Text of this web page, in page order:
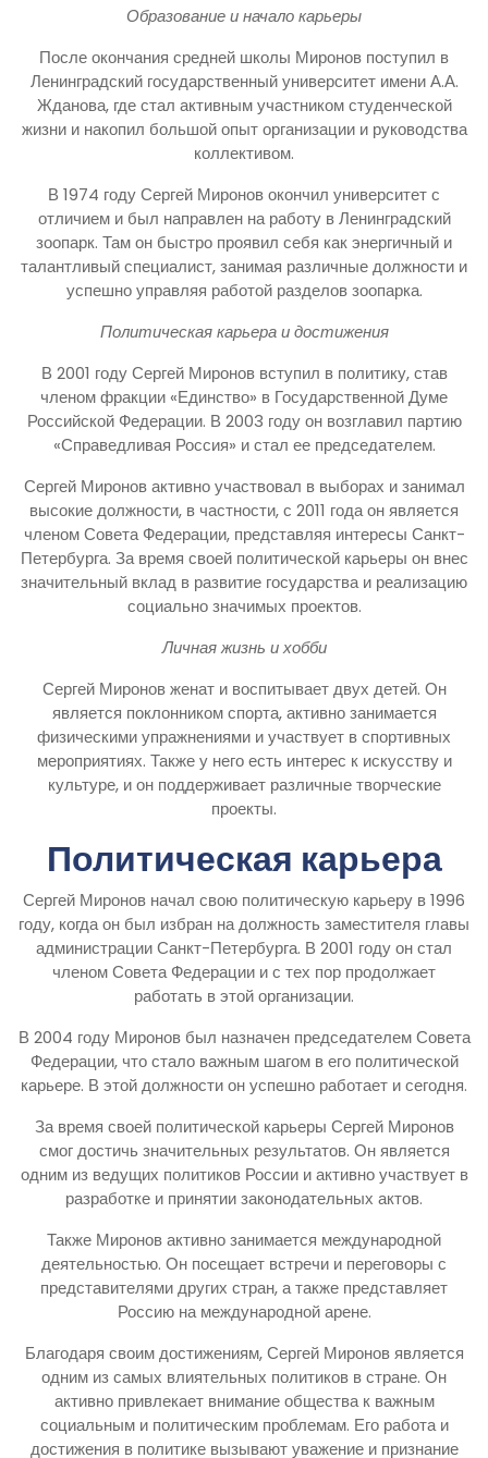
Образование и начало карьеры
После окончания средней школы Миронов поступил в
Ленинградский государственный университет имени А.А.
Жданова, где стал активным участником студенческой
жизни и накопил большой опыт организации и руководства
коллективом.
В 1974 году Сергей Миронов окончил университет с
отличием и был направлен на работу в Ленинградский
зоопарк. Там он быстро проявил себя как энергичный и
талантливый специалист, занимая различные должности и
успешно управляя работой разделов зоопарка.
Политическая карьера и достижения
В 2001 году Сергей Миронов вступил в политику, став
членом фракции «Единство» в Государственной Думе
Российской Федерации. В 2003 году он возглавил партию
«Справедливая Россия» и стал ее председателем.
Сергей Миронов активно участвовал в выборах и занимал
высокие должности, в частности, с 2011 года он является
членом Совета Федерации, представляя интересы Санкт-
Петербурга. За время своей политической карьеры он внес
значительный вклад в развитие государства и реализацию
социально значимых проектов.
Личная жизнь и хобби
Сергей Миронов женат и воспитывает двух детей. Он
является поклонником спорта, активно занимается
физическими упражнениями и участвует в спортивных
мероприятиях. Также у него есть интерес к искусству и
культуре, и он поддерживает различные творческие
проекты.
Политическая карьера
Сергей Миронов начал свою политическую карьеру в 1996
году, когда он был избран на должность заместителя главы
администрации Санкт-Петербурга. В 2001 году он стал
членом Совета Федерации и с тех пор продолжает
работать в этой организации.
В 2004 году Миронов был назначен председателем Совета
Федерации, что стало важным шагом в его политической
карьере. В этой должности он успешно работает и сегодня.
За время своей политической карьеры Сергей Миронов
смог достичь значительных результатов. Он является
одним из ведущих политиков России и активно участвует в
разработке и принятии законодательных актов.
Также Миронов активно занимается международной
деятельностью. Он посещает встречи и переговоры с
представителями других стран, а также представляет
Россию на международной арене.
Благодаря своим достижениям, Сергей Миронов является
одним из самых влиятельных политиков в стране. Он
активно привлекает внимание общества к важным
социальным и политическим проблемам. Его работа и
достижения в политике вызывают уважение и признание